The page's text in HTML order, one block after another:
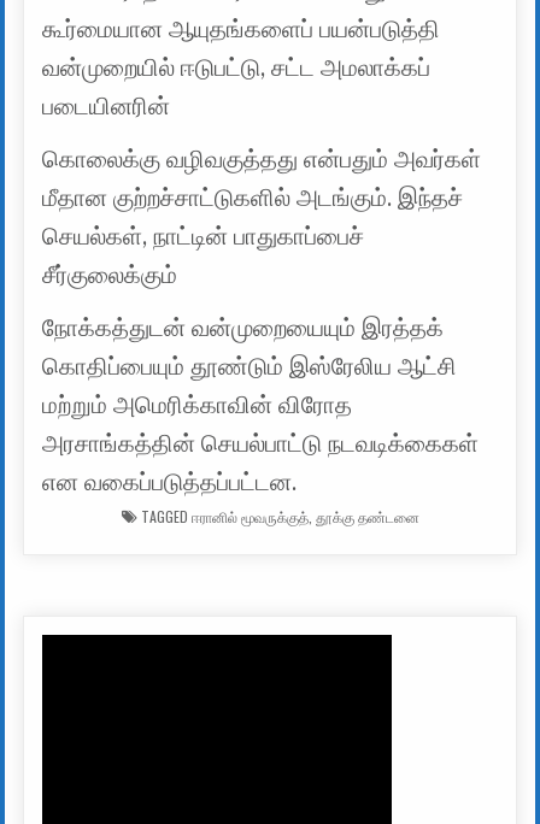
கூர்மையான ஆயுதங்களைப் பயன்படுத்தி
வன்முறையில் ஈடுபட்டு, சட்ட அமலாக்கப்
படையினரின்
கொலைக்கு வழிவகுத்தது என்பதும் அவர்கள்
மீதான குற்றச்சாட்டுகளில் அடங்கும். இந்தச்
செயல்கள், நாட்டின் பாதுகாப்பைச்
சீர்குலைக்கும்
நோக்கத்துடன் வன்முறையையும் இரத்தக்
கொதிப்பையும் தூண்டும் இஸ்ரேலிய ஆட்சி
மற்றும் அமெரிக்காவின் விரோத
அரசாங்கத்தின் செயல்பாட்டு நடவடிக்கைகள்
என வகைப்படுத்தப்பட்டன.
TAGGED ஈரானில் மூவருக்குத், தூக்கு தண்டனை